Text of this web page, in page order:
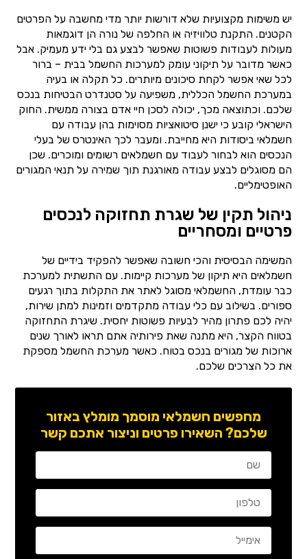
יש משימות מקצועיות שלא דורשות יותר מדי מחשבה על הפרטים
הקטנים. התקנת טלוויזיה או החלפה של נורה הן דוגמאות
מעולות לעבודות פשוטות שאפשר לבצע גם בלי ידע מעמיק. אבל
כאשר מדובר על תיקוני עומק למערכות החשמל בבית – ברור
לכל שאי אפשר לקחת סיכונים מיותרים. כל תקלה או בעיה
במערכת החשמל הכללית, משפיעה על סטנדרט הבטיחות בנכס
שלכם. וכתוצאה מכך, יכולה לסכן חיי אדם בצורה ממשית. החוק
הישראלי קובע כי ישנן סיטואציות מסוימות בהן עבודה עם
חשמלאי ביסודות היא מחייבת. ומעבר לכך האינטרס של בעלי
הנכסים הוא לבחור לעבוד עם חשמלאים רשומים ומוכרים. שכן
הם מסוגלים לבצע עבודה מאורגנת תוך שמירה על תנאי המגורים
האופטימליים.
ניהול תקין של שגרת תחזוקה לנכסים
פרטיים ומסחריים
המשימה הבסיסית והכי חשובה שאפשר להפקיד בידיים של
חשמלאים היא תיקון של מערכות קיימות. עם התשתית למערכת
כבר עומדת, החשמלאי מסוגל לאתר את התקלות בתוך רגעים
ספורים. בשילוב עם כלי עבודה מתקדמים וזמינות למתן שירות,
יהיה לכם פתרון מהיר לבעיות פשוטות יחסית. שיגרת התחזוקה
בטווח הקצר, היא מתנה שאת פירותיה אתם תראו לאורך שנים
ארוכות של מגורים בנכס בטוח. כאשר מערכת החשמל מספקת
את כל הצרכים שלכם.
מחפשים חשמלאי מוסמך מומלץ באזור
שלכם? השאירו פרטים וניצור אתכם קשר